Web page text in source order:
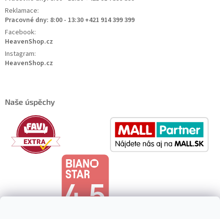
Reklamace:
Pracovné dny: 8:00 - 13:30 +421 914 399 399
Facebook:
HeavenShop.cz
Instagram:
HeavenShop.cz
Naše úspěchy